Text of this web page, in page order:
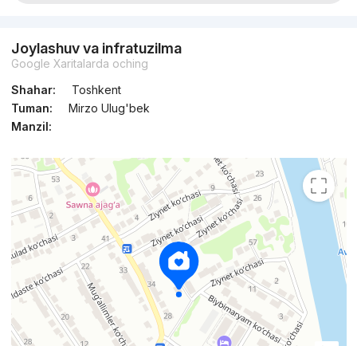
Joylashuv va infratuzilma
Google Xaritalarda oching
Shahar:
Toshkent
Tuman:
Mirzo Ulug'bek
Manzil: